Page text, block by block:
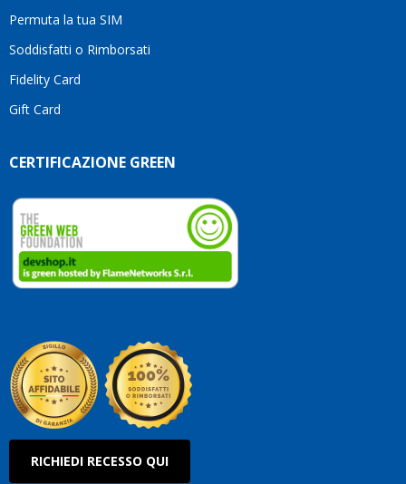
Permuta la tua SIM
Soddisfatti o Rimborsati
Fidelity Card
Gift Card
CERTIFICAZIONE GREEN
RICHIEDI RECESSO QUI